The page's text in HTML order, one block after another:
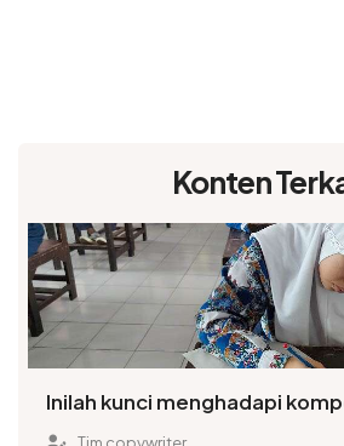
Konten
Inilah kunci menghadapi
Tim copywriter